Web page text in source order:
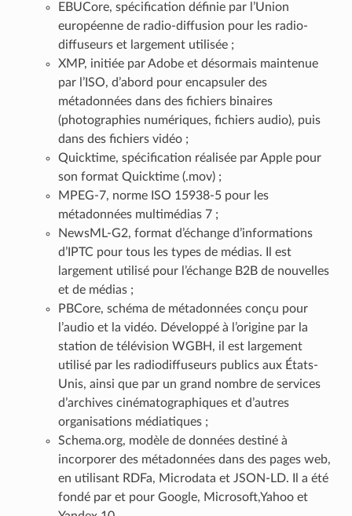
EBUCore, spécification définie par l’Union
européenne de radio-diffusion pour les radio-
diffuseurs et largement utilisée ;
XMP, initiée par Adobe et désormais maintenue
par l’ISO, d’abord pour encapsuler des
métadonnées dans des fichiers binaires
(photographies numériques, fichiers audio), puis
dans des fichiers vidéo ;
Quicktime, spécification réalisée par Apple pour
son format Quicktime (.mov) ;
MPEG-7, norme ISO 15938-5 pour les
métadonnées multimédias 7 ;
NewsML-G2, format d’échange d’informations
d’IPTC pour tous les types de médias. Il est
largement utilisé pour l’échange B2B de nouvelles
et de médias ;
PBCore, schéma de métadonnées conçu pour
l’audio et la vidéo. Développé à l’origine par la
station de télévision WGBH, il est largement
utilisé par les radiodiffuseurs publics aux États-
Unis, ainsi que par un grand nombre de services
d’archives cinématographiques et d’autres
organisations médiatiques ;
Schema.org, modèle de données destiné à
incorporer des métadonnées dans des pages web,
en utilisant RDFa, Microdata et JSON-LD. Il a été
fondé par et pour Google, Microsoft,Yahoo et